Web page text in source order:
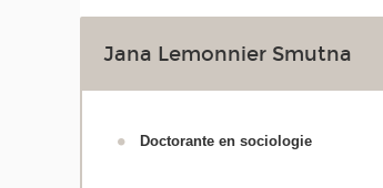
Jana Lemonnier Smutna
Doctorante en sociologie